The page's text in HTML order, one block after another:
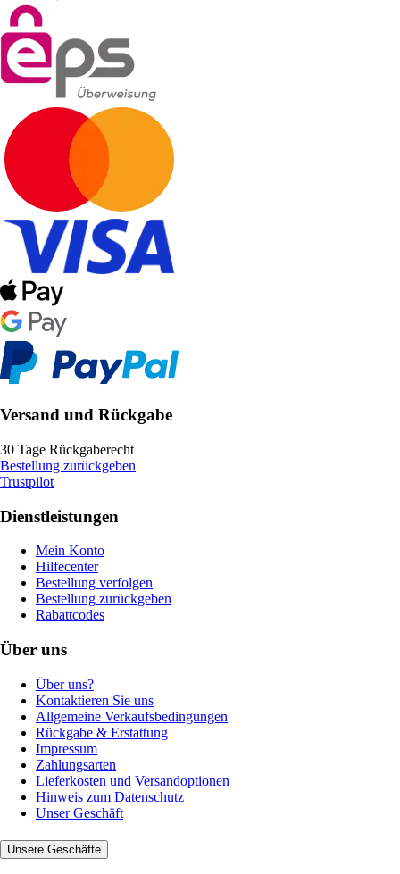
Versand und Rückgabe
30 Tage Rückgaberecht
Bestellung zurückgeben
Trustpilot
Dienstleistungen
Mein Konto
Hilfecenter
Bestellung verfolgen
Bestellung zurückgeben
Rabattcodes
Über uns
Über uns?
Kontaktieren Sie uns
Allgemeine Verkaufsbedingungen
Rückgabe & Erstattung
Impressum
Zahlungsarten
Lieferkosten und Versandoptionen
Hinweis zum Datenschutz
Unser Geschäft
Unsere Geschäfte